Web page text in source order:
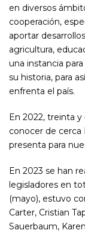
en diversos
cooperación,
aportar
agricultura,
una instancia
su historia, para
enfrenta el país.
En 2022, treinta
conocer de cerca
presenta para
En 2023 se han
legisladores en
(mayo), estuvo
Carter, Cristian
Sauerbaum,